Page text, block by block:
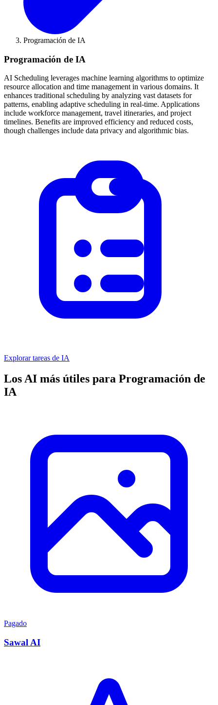
Programación de IA
Programación de IA
AI Scheduling leverages machine learning algorithms to optimize
resource allocation and time management in various domains. It
enhances traditional scheduling by analyzing vast datasets for
patterns, enabling adaptive scheduling in real-time. Applications
include workforce management, travel itineraries, and project
timelines. Benefits are improved efficiency and reduced costs,
though challenges include data privacy and algorithmic bias.
Explorar tareas de IA
Los AI más útiles para Programación de
IA
Pagado
Sawal AI